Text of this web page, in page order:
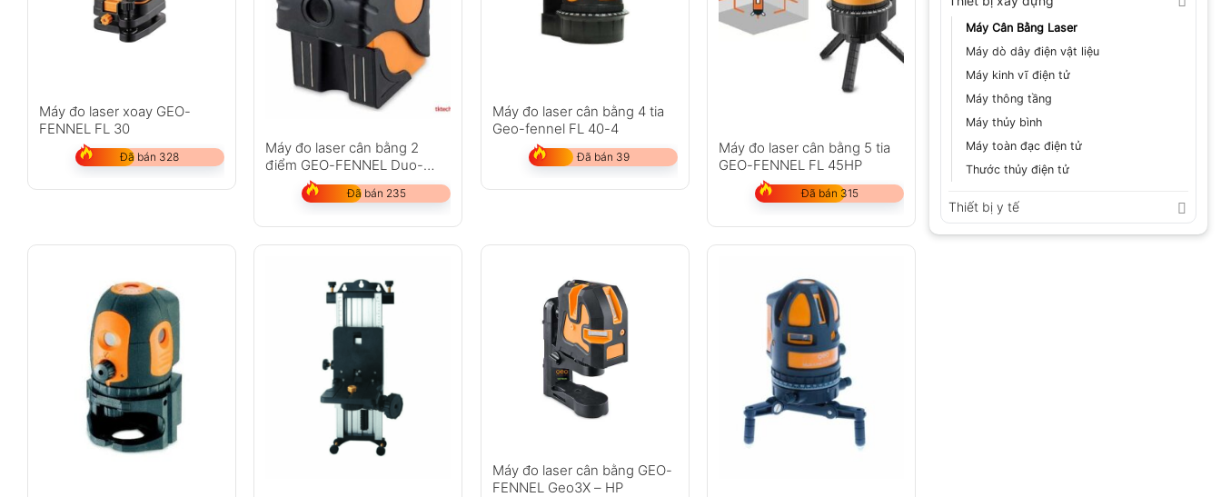
Máy Cân Bằng Laser
Máy dò dây điện vật liệu
Máy kinh vĩ điện tử
Máy thông tầng
Máy thủy bình
Máy toàn đạc điện tử
Thước thủy điện tử
Thiết bị y tế
Máy đo laser xoay GEO-
FENNEL FL 30
Đã bán 328
Máy đo laser cân bằng 2
điểm GEO-FENNEL Duo-
Pointer
Đã bán 235
Máy đo laser cân bằng 4 tia
Geo-fennel FL 40-4
Đã bán 39
Máy đo laser cân bằng 5 tia
GEO-FENNEL FL 45HP
Đã bán 315
Máy đo laser cân bằng GEO-
FENNEL Geo3X – HP